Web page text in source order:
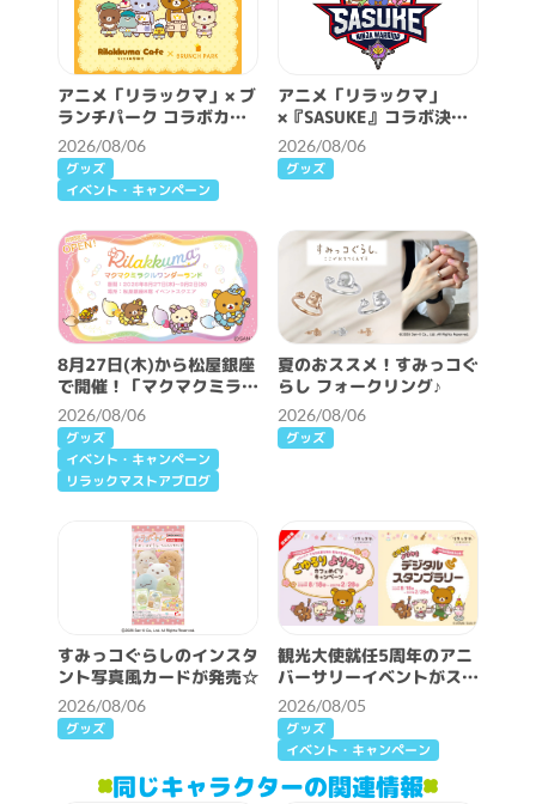
アニメ「リラックマ」× ブ
ランチパーク コラボカフ
ェ開催決定！
2026/08/06
グッズ
イベント・キャンペーン
アニメ「リラックマ」
×『SASUKE』コラボ決
定！
2026/08/06
グッズ
8月27日(木)から松屋銀座
で開催！「マクマクミラク
ルワンダーランド」詳細情
報♪
2026/08/06
グッズ
イベント・キャンペーン
リラックマストアブログ
夏のおススメ！すみっコぐ
らし フォークリング♪
2026/08/06
グッズ
すみっコぐらしのインスタ
ント写真風カードが発売☆
2026/08/06
グッズ
観光大使就任5周年のアニ
バーサリーイベントがスタ
ート♪
2026/08/05
グッズ
イベント・キャンペーン
同じキャラクターの関連情報